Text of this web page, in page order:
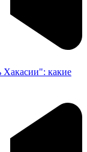
Хакасии": какие